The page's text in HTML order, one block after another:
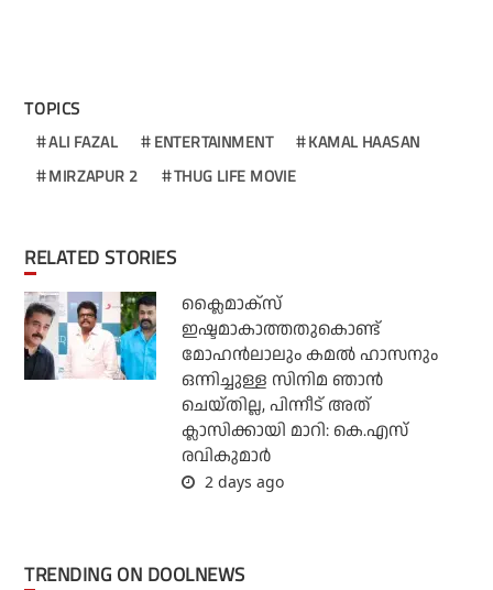
TOPICS
ALI FAZAL ENTERTAINMENT
KAMAL HAASAN
MIRZAPUR 2
THUG LIFE MOVIE
RELATED STORIES
ക്ലൈമാക്‌സ്
ഇഷ്ടമാകാത്തതുകൊണ്ട്
മോഹന്‍ലാലും കമല്‍ ഹാസനും
ഒന്നിച്ചുള്ള സിനിമ ഞാന്‍
ചെയ്തില്ല, പിന്നീട് അത്
ക്ലാസിക്കായി മാറി: കെ.എസ്
രവികുമാര്‍
2 days ago
TRENDING ON DOOLNEWS